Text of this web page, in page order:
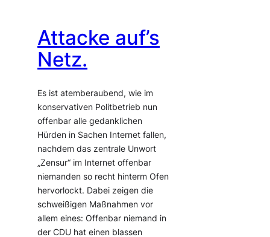
Attacke auf’s
Netz.
Es ist atemberaubend, wie im
konservativen Politbetrieb nun
offenbar alle gedanklichen
Hürden in Sachen Internet fallen,
nachdem das zentrale Unwort
„Zensur“ im Internet offenbar
niemanden so recht hinterm Ofen
hervorlockt. Dabei zeigen die
schweißigen Maßnahmen vor
allem eines: Offenbar niemand in
der CDU hat einen blassen